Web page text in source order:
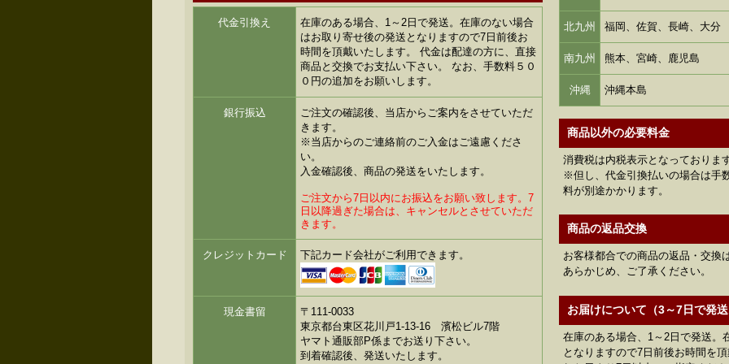
代金引換え
在庫のある場合、1～2日で発送。在庫のない場合
はお取り寄せ後の発送となりますので7日前後お
時間を頂戴いたします。 代金は配達の方に、直接
商品と交換でお支払い下さい。 なお、手数料５０
０円の追加をお願いします。
銀行振込
ご注文の確認後、当店からご案内をさせていただ
きます。
※当店からのご連絡前のご入金はご遠慮くださ
い。
入金確認後、商品の発送をいたします。
ご注文から7日以内にお振込をお願い致します。7
日以降過ぎた場合は、キャンセルとさせていただ
きます。
クレジットカード 下記カード会社がご利用できます。
現金書留
〒111-0033
東京都台東区花川戸1-13-16 濱松ビル7階
ヤマト通販部P係までお送り下さい。
到着確認後、発送いたします。
北九州 福岡、佐賀、長崎、大分
南九州 熊本、宮崎、鹿児島
沖縄 沖縄本島
商品以外の必要料金
消費税は内税表示となっておりま
※但し、代金引換払いの場合は手
料が別途かかります。
商品の返品交換
お客様都合での商品の返品・交換
あらかじめ、ご了承ください。
お届けについて（3～7日で発
在庫のある場合、1～2日で発送。
となりますので7日前後お時間を